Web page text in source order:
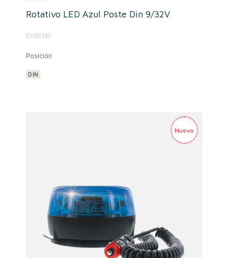
Rotativo LED Azul Poste Din 9/32V
DY00283
Posición
DIN